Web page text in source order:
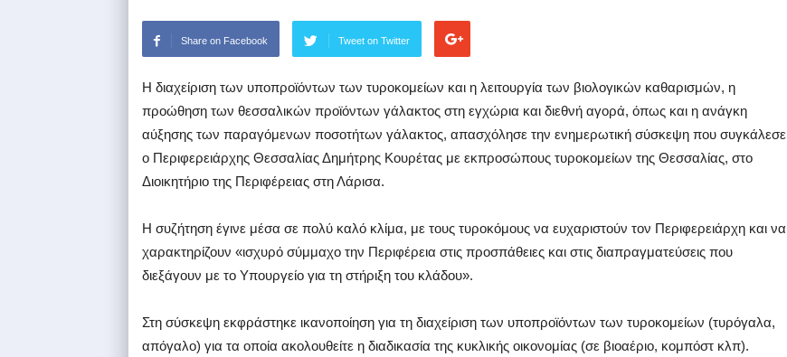
Share on Facebook Tweet on Twitter
Η διαχείριση των υποπροϊόντων των τυροκομείων και η λειτουργία των βιολογικών καθαρισμών, η
προώθηση των θεσσαλικών προϊόντων γάλακτος στη εγχώρια και διεθνή αγορά, όπως και η ανάγκη
αύξησης των παραγόμενων ποσοτήτων γάλακτος, απασχόλησε την ενημερωτική σύσκεψη που συγκάλεσε
ο Περιφερειάρχης Θεσσαλίας Δημήτρης Κουρέτας με εκπροσώπους τυροκομείων της Θεσσαλίας, στο
Διοικητήριο της Περιφέρειας στη Λάρισα.
Η συζήτηση έγινε μέσα σε πολύ καλό κλίμα, με τους τυροκόμους να ευχαριστούν τον Περιφερειάρχη και να
χαρακτηρίζουν «ισχυρό σύμμαχο την Περιφέρεια στις προσπάθειες και στις διαπραγματεύσεις που
διεξάγουν με το Υπουργείο για τη στήριξη του κλάδου».
Στη σύσκεψη εκφράστηκε ικανοποίηση για τη διαχείριση των υποπροϊόντων των τυροκομείων (τυρόγαλα,
απόγαλο) για τα οποία ακολουθείτε η διαδικασία της κυκλικής οικονομίας (σε βιοαέριο, κομπόστ κλπ).